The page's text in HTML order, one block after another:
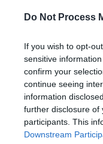
Do Not Process
If you wish to opt-
sensitive
confirm your
continue seeing
information
further disclosure of
participants. This
Downstream